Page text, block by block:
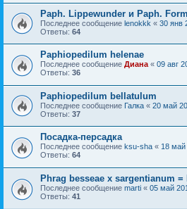
Paph. Lippewunder и Paph.
Последнее сообщение lenokkk « 30 янв
Ответы: 64
Paphiopedilum helenae
Последнее сообщение Диана « 09 авг
Ответы: 36
Paphiopedilum bellatulum
Последнее сообщение Галка « 20 май
Ответы: 37
Посадка-персадка
Последнее сообщение ksu-sha « 18 май
Ответы: 64
Phrag besseae x sargentianum
Последнее сообщение marti « 05 май
Ответы: 41